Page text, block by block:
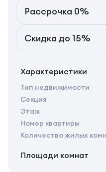
Рассрочка 0%
Скидка до 15%
Характеристики
Тип недвижимости
Секция
Этаж
Номер квартиры
Количество жилых
Площади комнат